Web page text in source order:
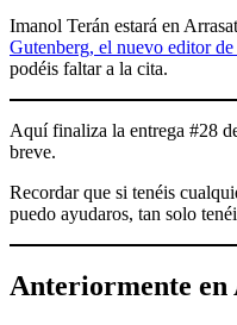
Imanol Terán estará en
Gutenberg, el nuevo editor
podéis faltar a la cita.
Aquí finaliza la entrega #28
breve.
Recordar que si tenéis
puedo ayudaros, tan solo
Anteriormente en